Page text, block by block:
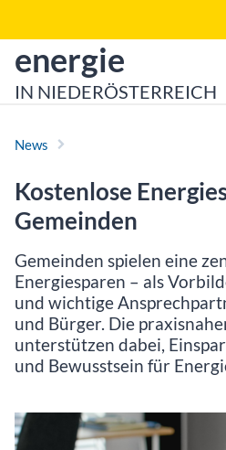
zur Startseite von
energie
IN NIEDERÖSTERREICH
News
Kostenlose
Gemeinden
Gemeinden spielen eine
Energiesparen – als
und wichtige
und Bürger. Die
unterstützen dabei,
und Bewusstsein für